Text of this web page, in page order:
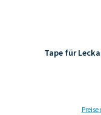
Tape für